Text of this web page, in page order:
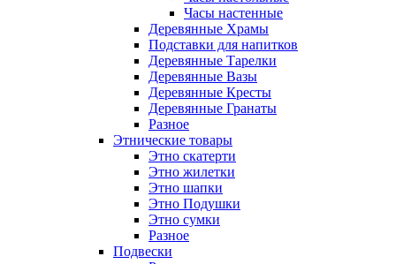
Часы настенные
Деревянные Храмы
Подставки для напитков
Деревянные Тарелки
Деревянные Вазы
Деревянные Кресты
Деревянные Гранаты
Разное
Этнические товары
Этно скатерти
Этно жилетки
Этно шапки
Этно Подушки
Этно сумки
Разное
Подвески